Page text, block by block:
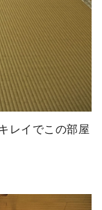
レイでこの部屋